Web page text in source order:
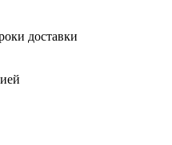
доставки